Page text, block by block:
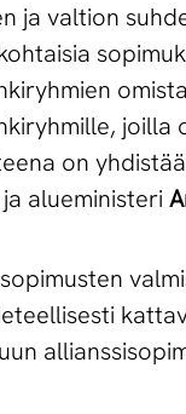
ja valtion
joilla
on
alueministeri